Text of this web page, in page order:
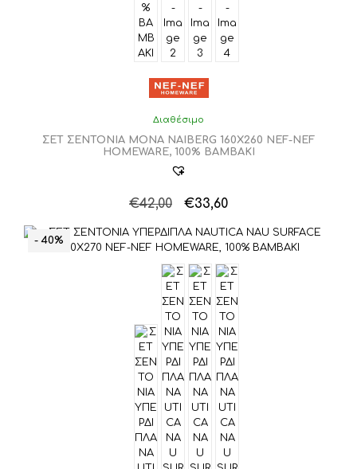
Διαθέσιμο
ΣΕΤ ΣΕΝΤΟΝΙΑ ΜΟΝΑ NAIBERG 160X260 NEF-NEF
HOMEWARE, 100% ΒΑΜΒΑΚΙ
€42,00
Original
was:
€33,60Η
τιμή
€33,60.
το
προϊόν
έχει
πολλαπλές
παραλλαγές.
Οι
επιλογές
μπορούν
να
επιλεγούν
στη
σελίδα
του
προϊόντος
- 40%